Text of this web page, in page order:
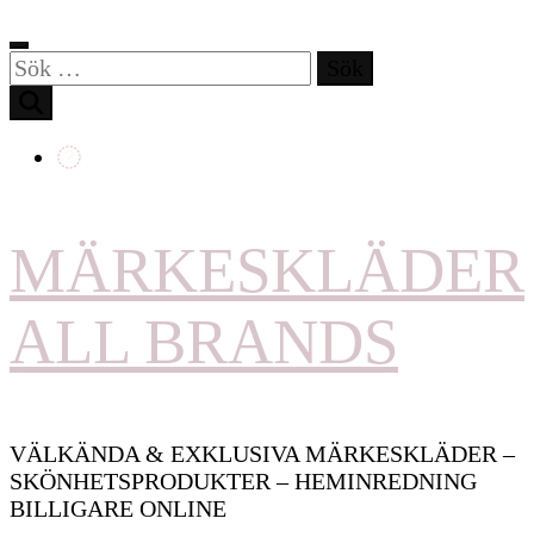
Sök
efter:
MÄRKESKLÄDER
ALL BRANDS
VÄLKÄNDA & EXKLUSIVA MÄRKESKLÄDER –
SKÖNHETSPRODUKTER – HEMINREDNING
BILLIGARE ONLINE